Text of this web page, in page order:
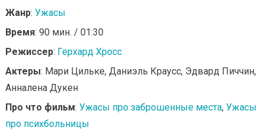
Жанр: Ужасы
Время: 90 мин. / 01:30
Режиссер: Герхард Хросс
Актеры: Мари Цильке, Даниэль Краусс, Эдвард Пиччин,
Анналена Дукен
Про что фильм: Ужасы про заброшенные места, Ужасы
про психбольницы